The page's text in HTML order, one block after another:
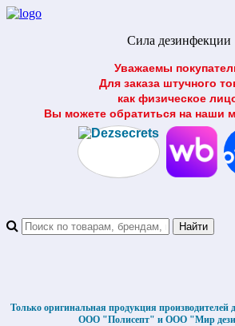
Сила дезинфекции
Уважаемы
Для заказа штучного
как физическое
Вы можете обратиться на наши
Только оригинальная продукция производителей
ООО "Полисепт" и ООО "Мир